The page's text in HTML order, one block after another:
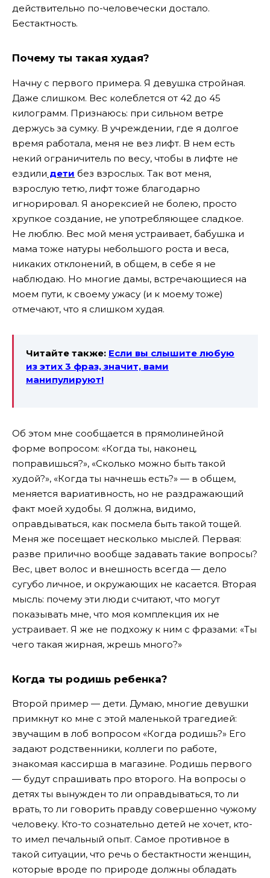
действительно по-человечески достало.
Бестактность.
Почему ты такая худая?
Начну с первого примера. Я девушка стройная.
Даже слишком. Вес колеблется от 42 до 45
килограмм. Признаюсь: при сильном ветре
держусь за сумку. В учреждении, где я долгое
время работала, меня не вез лифт. В нем есть
некий ограничитель по весу, чтобы в лифте не
ездили дети без взрослых. Так вот меня,
взрослую тетю, лифт тоже благодарно
игнорировал. Я анорексией не болею, просто
хрупкое создание, не употребляющее сладкое.
Не люблю. Вес мой меня устраивает, бабушка и
мама тоже натуры небольшого роста и веса,
никаких отклонений, в общем, в себе я не
наблюдаю. Но многие дамы, встречающиеся на
моем пути, к своему ужасу (и к моему тоже)
отмечают, что я слишком худая.
Читайте также: Если вы слышите любую
из этих 3 фраз, значит, вами
манипулируют!
Об этом мне сообщается в прямолинейной
форме вопросом: «Когда ты, наконец,
поправишься?», «Сколько можно быть такой
худой?», «Когда ты начнешь есть?» — в общем,
меняется вариативность, но не раздражающий
факт моей худобы. Я должна, видимо,
оправдываться, как посмела быть такой тощей.
Меня же посещает несколько мыслей. Первая:
разве прилично вообще задавать такие вопросы?
Вес, цвет волос и внешность всегда — дело
сугубо личное, и окружающих не касается. Вторая
мысль: почему эти люди считают, что могут
показывать мне, что моя комплекция их не
устраивает. Я же не подхожу к ним с фразами: «Ты
чего такая жирная, жрешь много?»
Когда ты родишь ребенка?
Второй пример — дети. Думаю, многие девушки
примкнут ко мне с этой маленькой трагедией:
звучащим в лоб вопросом «Когда родишь?» Его
задают родственники, коллеги по работе,
знакомая кассирша в магазине. Родишь первого
— будут спрашивать про второго. На вопросы о
детях ты вынужден то ли оправдываться, то ли
врать, то ли говорить правду совершенно чужому
человеку. Кто-то сознательно детей не хочет, кто-
то имел печальный опыт. Самое противное в
такой ситуации, что речь о бестактности женщин,
которые вроде по природе должны обладать